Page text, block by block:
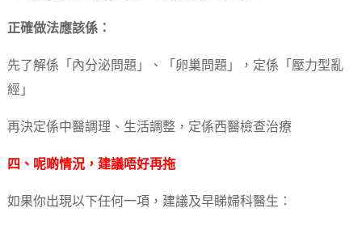
正確做法應該係：
先了解係「內分泌問題」、「卵巢問題」，定係「壓力型亂
經」
再決定係中醫調理、生活調整，定係西醫檢查治療
四、呢啲情況，建議唔好再拖
如果你出現以下任何一項，建議及早睇婦科醫生：